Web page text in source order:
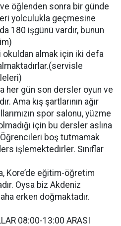
öğlenden sonra bir günde
yolculukla geçmesine
180 işgünü vardır, bunun
almak için iki defa
gün son dersler oyun ve
Ama kış şartlarının ağır
spor salonu, yüzme
için bu dersler aslına
boş tutmamak
işlemektedirler. Sınıflar
eğitim-öğretim
Oysa biz Akdeniz
erken doğmaktadır.
08:00-13:00 ARASI